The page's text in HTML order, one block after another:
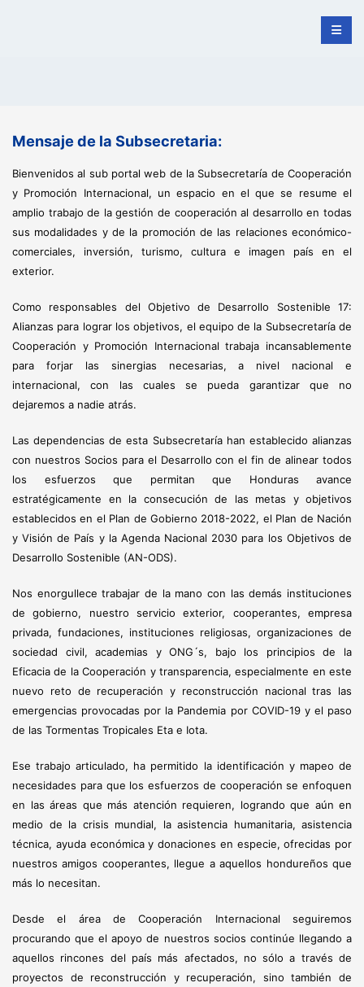
Mensaje de la Subsecretaria:
Bienvenidos al sub portal web de la Subsecretaría de Cooperación
y Promoción Internacional, un espacio en el que se resume el
amplio trabajo de la gestión de cooperación al desarrollo en todas
sus modalidades y de la promoción de las relaciones económico-
comerciales, inversión, turismo, cultura e imagen país en el
exterior.
Como responsables del Objetivo de Desarrollo Sostenible 17:
Alianzas para lograr los objetivos, el equipo de la Subsecretaría de
Cooperación y Promoción Internacional trabaja incansablemente
para forjar las sinergias necesarias, a nivel nacional e
internacional, con las cuales se pueda garantizar que no
dejaremos a nadie atrás.
Las dependencias de esta Subsecretaría han establecido alianzas
con nuestros Socios para el Desarrollo con el fin de alinear todos
los esfuerzos que permitan que Honduras avance
estratégicamente en la consecución de las metas y objetivos
establecidos en el Plan de Gobierno 2018-2022, el Plan de Nación
y Visión de País y la Agenda Nacional 2030 para los Objetivos de
Desarrollo Sostenible (AN-ODS).
Nos enorgullece trabajar de la mano con las demás instituciones
de gobierno, nuestro servicio exterior, cooperantes, empresa
privada, fundaciones, instituciones religiosas, organizaciones de
sociedad civil, academias y ONG´s, bajo los principios de la
Eficacia de la Cooperación y transparencia, especialmente en este
nuevo reto de recuperación y reconstrucción nacional tras las
emergencias provocadas por la Pandemia por COVID-19 y el paso
de las Tormentas Tropicales Eta e Iota.
Ese trabajo articulado, ha permitido la identificación y mapeo de
necesidades para que los esfuerzos de cooperación se enfoquen
en las áreas que más atención requieren, logrando que aún en
medio de la crisis mundial, la asistencia humanitaria, asistencia
técnica, ayuda económica y donaciones en especie, ofrecidas por
nuestros amigos cooperantes, llegue a aquellos hondureños que
más lo necesitan.
Desde el área de Cooperación Internacional seguiremos
procurando que el apoyo de nuestros socios continúe llegando a
aquellos rincones del país más afectados, no sólo a través de
proyectos de reconstrucción y recuperación, sino también de